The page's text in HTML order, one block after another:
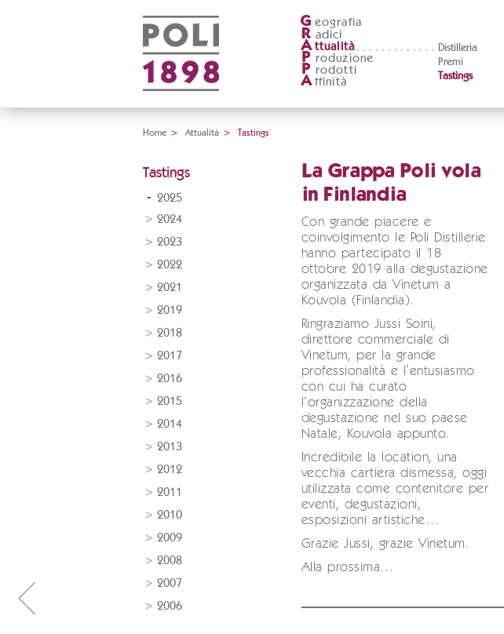
G eografia
R adici
A ttualità
Distilleria
Premi
Tastings
P roduzione
P rodotti
A ffinità
Home > Attualità > Tastings
Tastings
2025
2024
2023
2022
2021
2019
2018
2017
2016
2015
2014
2013
2012
2011
2010
2009
2008
2007
2006
La Grappa Poli vola
in Finlandia
Con grande piacere e
coinvolgimento le Poli Distillerie
hanno partecipato il 18
ottobre 2019 alla degustazione
organizzata da Vinetum a
Kouvola (Finlandia).
Ringraziamo Jussi Soini,
direttore commerciale di
Vinetum, per la grande
professionalità e l’entusiasmo
con cui ha curato
l’organizzazione della
degustazione nel suo paese
Natale, Kouvola appunto.
Incredibile la location, una
vecchia cartiera dismessa, oggi
utilizzata come contenitore per
eventi, degustazioni,
esposizioni artistiche…
Grazie Jussi, grazie Vinetum.
Alla prossima…